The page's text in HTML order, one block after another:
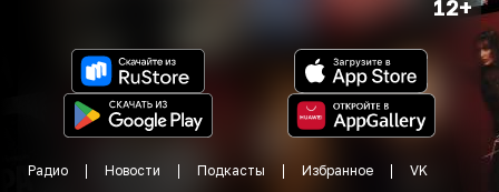
12+
Радио Новости Подкасты Избранное
VK